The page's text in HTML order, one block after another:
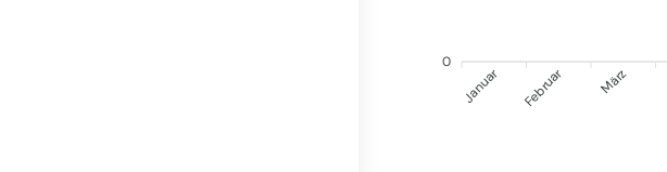
0
Januar Februar März